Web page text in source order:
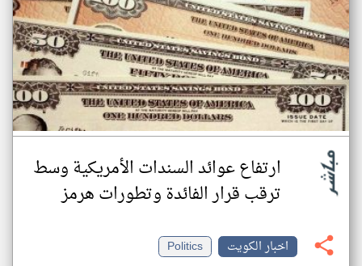
ارتفاع عوائد السندات الأمريكية وسط
ترقب قرار الفائدة وتطورات هرمز
اخبار الكويت
Politics